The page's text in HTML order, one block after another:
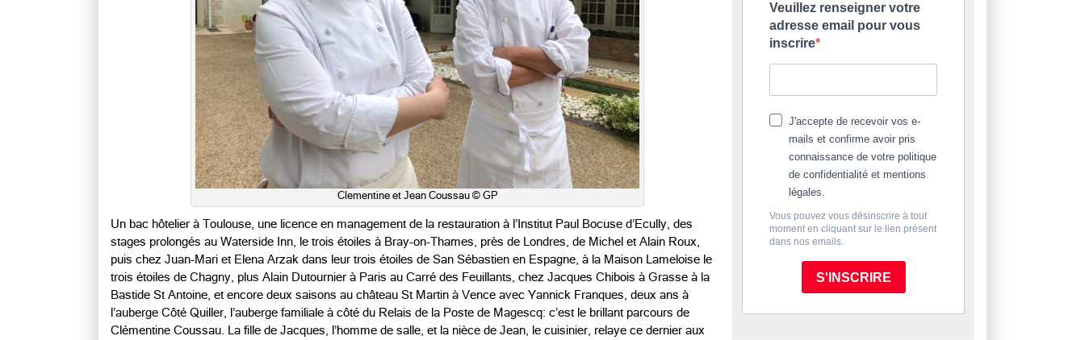
Clementine et Jean Coussau © GP
Un bac hôtelier à Toulouse, une licence en management de la restauration à l’Institut Paul Bocuse d’Ecully, des
stages prolongés au Waterside Inn, le trois étoiles à Bray-on-Thames, près de Londres, de Michel et Alain Roux,
puis chez Juan-Mari et Elena Arzak dans leur trois étoiles de San Sébastien en Espagne, à la Maison Lameloise le
trois étoiles de Chagny, plus Alain Dutournier à Paris au Carré des Feuillants, chez Jacques Chibois à Grasse à la
Bastide St Antoine, et encore deux saisons au château St Martin à Vence avec Yannick Franques, deux ans à
l’auberge Côté Quiller, l’auberge familiale à côté du Relais de la Poste de Magescq: c’est le brillant parcours de
Clémentine Coussau. La fille de Jacques, l’homme de salle, et la nièce de Jean, le cuisinier, relaye ce dernier aux
Veuillez renseigner votre
adresse email pour vous
inscrire
J'accepte de recevoir vos e-
mails et confirme avoir pris
connaissance de votre politique
de confidentialité et mentions
légales.
Vous pouvez vous désinscrire à tout
moment en cliquant sur le lien présent
dans nos emails.
S'INSCRIRE